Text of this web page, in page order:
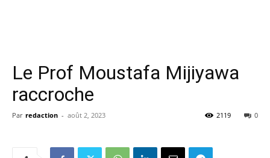
Le Prof Moustafa Mijiyawa
raccroche
Par redaction - août 2, 2023 0
2119